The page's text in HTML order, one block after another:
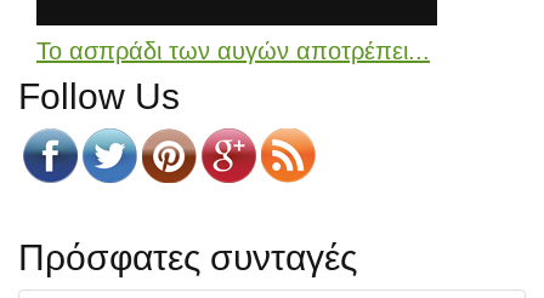
Το ασπράδι των αυγών αποτρέπει...
Follow Us
Πρόσφατες συνταγές